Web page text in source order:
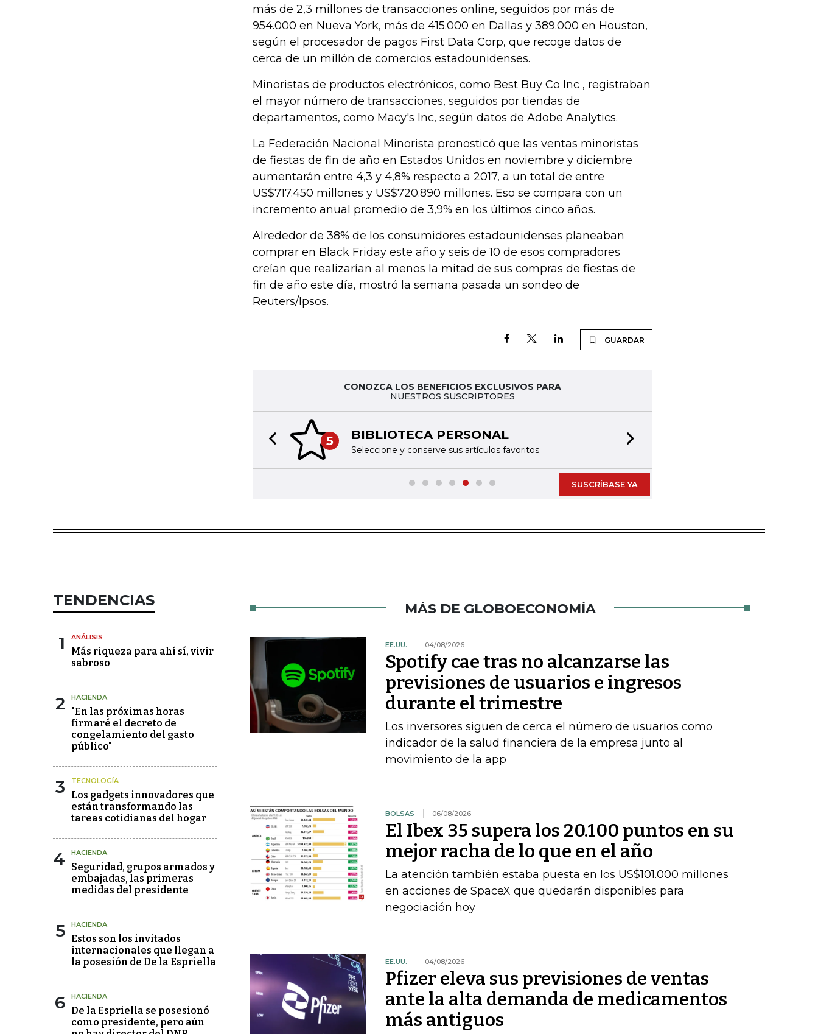
más de 2,3 millones de transacciones online, seguidos por más de
954.000 en Nueva York, más de 415.000 en Dallas y 389.000 en Houston,
según el procesador de pagos First Data Corp, que recoge datos de
cerca de un millón de comercios estadounidenses.
Minoristas de productos electrónicos, como Best Buy Co Inc , registraban
el mayor número de transacciones, seguidos por tiendas de
departamentos, como Macy's Inc, según datos de Adobe Analytics.
La Federación Nacional Minorista pronosticó que las ventas minoristas
de fiestas de fin de año en Estados Unidos en noviembre y diciembre
aumentarán entre 4,3 y 4,8% respecto a 2017, a un total de entre
US$717.450 millones y US$720.890 millones. Eso se compara con un
incremento anual promedio de 3,9% en los últimos cinco años.
Alrededor de 38% de los consumidores estadounidenses planeaban
comprar en Black Friday este año y seis de 10 de esos compradores
creían que realizarían al menos la mitad de sus compras de fiestas de
fin de año este día, mostró la semana pasada un sondeo de
Reuters/Ipsos.
GUARDAR
CONOZCA LOS BENEFICIOS EXCLUSIVOS PARA
NUESTROS SUSCRIPTORES
5 BIBLIOTECA PERSONAL
Seleccione y conserve sus artículos favoritos
Previous slide
SUSCRÍBASE YA
TENDENCIAS
1 ANÁLISIS
Más riqueza para ahí sí, vivir
sabroso
2 HACIENDA
"En las próximas horas
firmaré el decreto de
congelamiento del gasto
público"
3 TECNOLOGÍA
Los gadgets innovadores que
están transformando las
tareas cotidianas del hogar
4 HACIENDA
Seguridad, grupos armados y
embajadas, las primeras
medidas del presidente
5 HACIENDA
Estos son los invitados
internacionales que llegan a
la posesión de De la Espriella
6 HACIENDA
De la Espriella se posesionó
como presidente, pero aún
MÁS DE GLOBOECONOMÍA
EE.UU. 04/08/2026
Spotify cae tras no alcanzarse las
previsiones de usuarios e ingresos
durante el trimestre
Los inversores siguen de cerca el número de usuarios como
indicador de la salud financiera de la empresa junto al
movimiento de la app
BOLSAS 06/08/2026
El Ibex 35 supera los 20.100 puntos en su
mejor racha de lo que en el año
La atención también estaba puesta en los US$101.000 millones
en acciones de SpaceX que quedarán disponibles para
negociación hoy
EE.UU. 04/08/2026
Pfizer eleva sus previsiones de ventas
ante la alta demanda de medicamentos
más antiguos